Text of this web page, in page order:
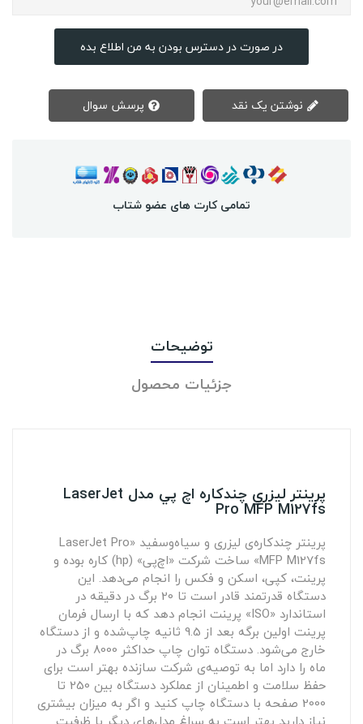
در صورت در دسترس بودن به من اطلاع بده
تمامی کارت های عضو شتاب
توضیحات
جزئیات محصول
پرينتر ليزري چندکاره اچ پي مدل LaserJet
Pro MFP M127fs
پرینتر چندکاره‌ی لیزری و سیاه‌و‌سفید «LaserJet Pro
MFP M127fs» ساخت شرکت «اچ‌پی» (hp) کاره بوده و
پرینت، کپی، اسکن و فکس را انجام می‌دهد. این
دستگاه قدرتمند قادر است تا 20 برگ در دقیقه در
استاندارد «ISO» پرینت انجام دهد که با ارسال فرمان
پرینت اولین برگه بعد از 9.5 ثانیه چاپ‌شده و از دستگاه
خارج می‌شود. دستگاه توان چاپ حداکثر 8000 برگ در
ماه را دارد اما به توصیه‌ی شرکت سازنده بهتر است برای
حفظ سلامت و اطمینان از عملکرد دستگاه بین 250 تا
2000 صفحه با دستگاه چاپ کنید و اگر به میزان بیشتری